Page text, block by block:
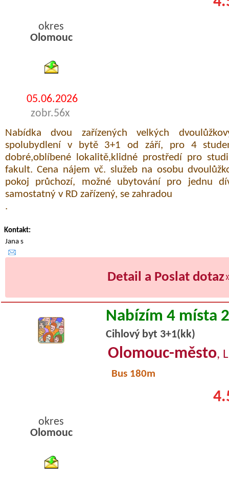
okres
Olomouc
05.06.2026
zobr.56x
Nabídka dvou zařízených velkých
spolubydlení v bytě 3+1 od září, pro 4
dobré,oblíbené lokalitě,klidné prostředí pro
fakult. Cena nájem vč. služeb na osobu
pokoj průchozí, možné ubytování pro jednu
samostatný v RD zařízený, se zahradou
.
Kontakt:
Jana s
Detail a Poslat dotaz
Nabízím 4 místa
Cihlový byt 3+1(kk)
Olomouc-město,
Bus 180m
okres
Olomouc